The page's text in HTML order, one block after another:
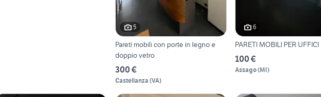
5
Pareti mobili con porte in legno e
doppio vetro
300 €
Castellanza (VA)
6
PARETI MOBILI PER UFFICI
100 €
Assago(MI)